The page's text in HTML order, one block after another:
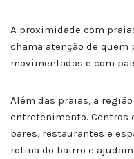
A proximidade com
chama atenção de quem
movimentados e com
Além das praias, a
entretenimento. Centros
bares, restaurantes e
rotina do bairro e